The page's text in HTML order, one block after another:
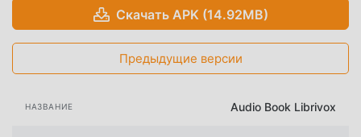
Скачать APK (14.92MB)
Предыдущие версии
НАЗВАНИЕ Audio Book Librivox